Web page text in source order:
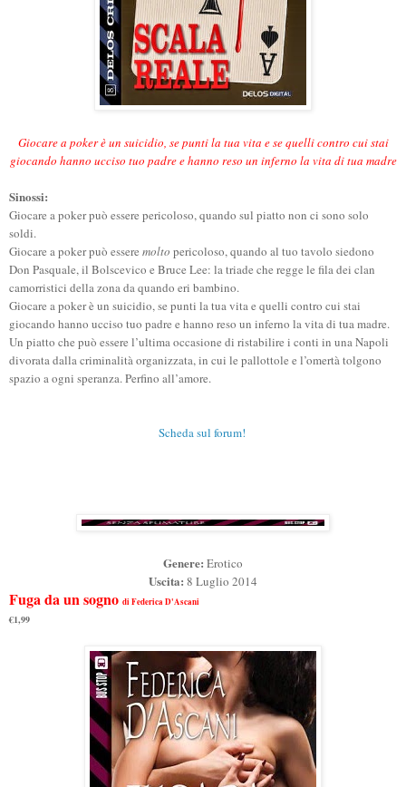
Giocare a poker è un suicidio, se punti la tua vita e se quelli contro cui stai
giocando hanno ucciso tuo padre e hanno reso un inferno la vita di tua madre
Sinossi:
Giocare a poker può essere pericoloso, quando sul piatto non ci sono solo
soldi.
Giocare a poker può essere molto pericoloso, quando al tuo tavolo siedono
Don Pasquale, il Bolscevico e Bruce Lee: la triade che regge le fila dei clan
camorristici della zona da quando eri bambino.
Giocare a poker è un suicidio, se punti la tua vita e quelli contro cui stai
giocando hanno ucciso tuo padre e hanno reso un inferno la vita di tua madre.
Un piatto che può essere l’ultima occasione di ristabilire i conti in una Napoli
divorata dalla criminalità organizzata, in cui le pallottole e l’omertà tolgono
spazio a ogni speranza. Perfino all’amore.
Scheda sul forum!
Genere: Erotico
Uscita: 8 Luglio 2014
Fuga da un sogno di Federica D'Ascani
€1,99